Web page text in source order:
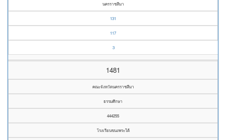
นครราชสีมา
131
117
3
1481
คณะจังหวัดนครราชสีมา
ธรรมศึกษา
444255
โรงเรียนขนงพระใต้